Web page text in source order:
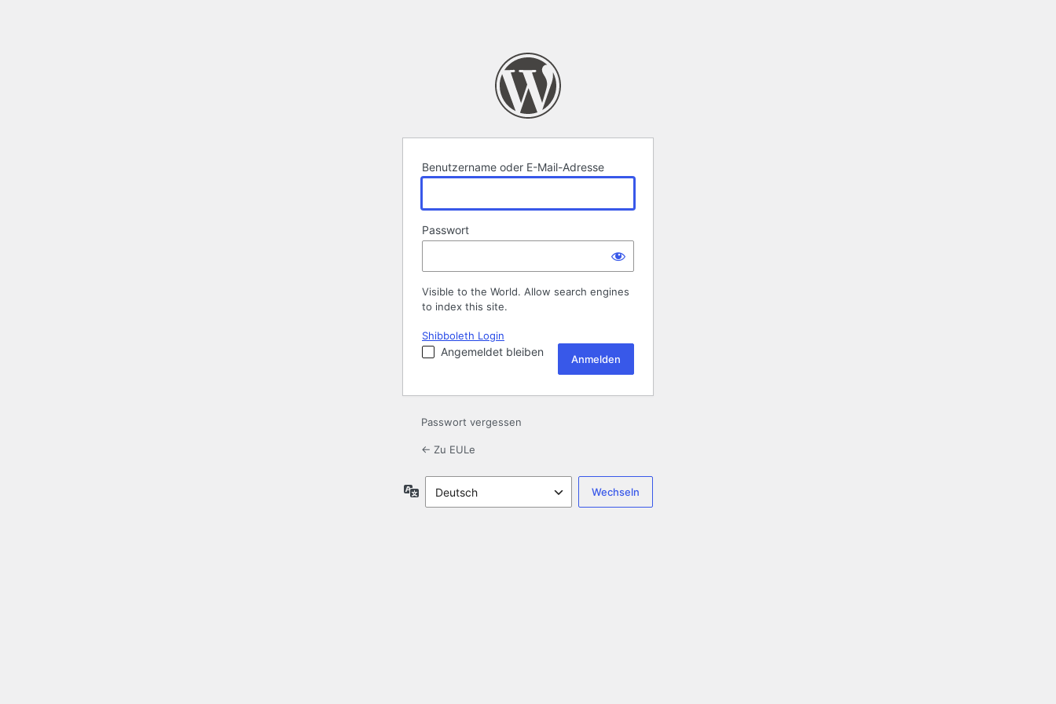
Benutzername oder E-Mail-Adresse
Passwort
Visible to the World. Allow search engines
to index this site.
Shibboleth Login
Angemeldet bleiben
Passwort vergessen
← Zu EULe
Sprache